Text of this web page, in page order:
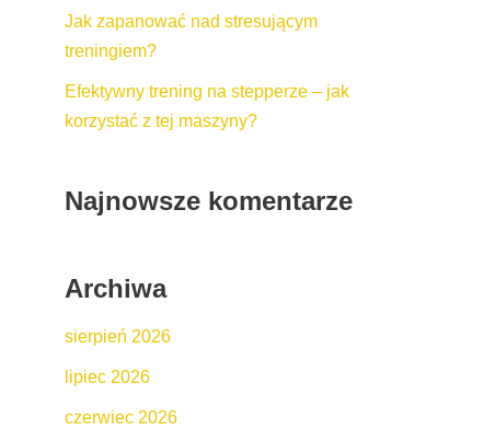
Jak zapanować nad stresującym
treningiem?
Efektywny trening na stepperze – jak
korzystać z tej maszyny?
Najnowsze komentarze
Archiwa
sierpień 2026
lipiec 2026
czerwiec 2026